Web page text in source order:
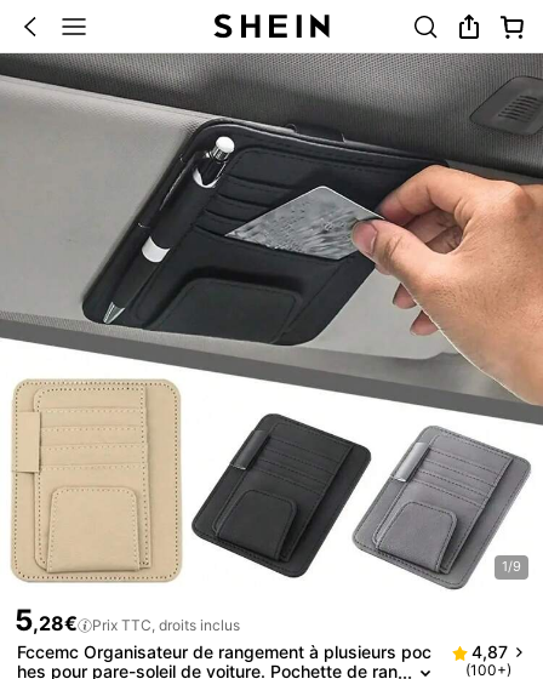
1/9
5,28€ Prix TTC, droits inclus
Fccemc Organisateur de rangement à plusieurs poc
hes pour pare-soleil de voiture. Pochette de ran
4,87
(100+)